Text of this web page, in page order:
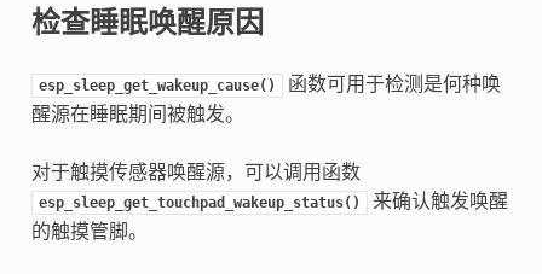
检查睡眠唤醒原因
esp_sleep_get_wakeup_cause()
函数可用于检测是何种唤
醒源在睡眠期间被触发。
对于触摸传感器唤醒源，可以调用函数
esp_sleep_get_touchpad_wakeup_status()
来确认触发唤醒
的触摸管脚。